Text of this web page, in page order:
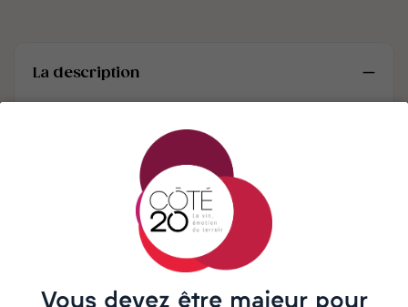
La description
La cuvée Diem 2022 est l’expression plus sérieuse
et charpentée du Château Tire-Pé, domaine bio et
familial des Côtes de Bordeaux. Toujours ancré
dans le respect du fruit et du terroir, ce vin 100 %
Merlot est issu de parcelles sélectionnées,
bénéficiant d'une maturité optimale et d'un travail
précis à la vigne comme au chai.
Vous devez être majeur pour